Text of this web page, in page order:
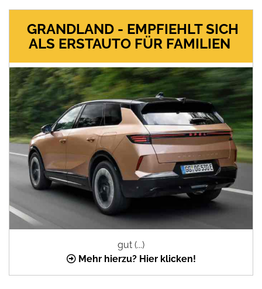
GRANDLAND - EMPFIEHLT SICH
ALS ERSTAUTO FÜR FAMILIEN
gut (...)
Mehr hierzu? Hier klicken!